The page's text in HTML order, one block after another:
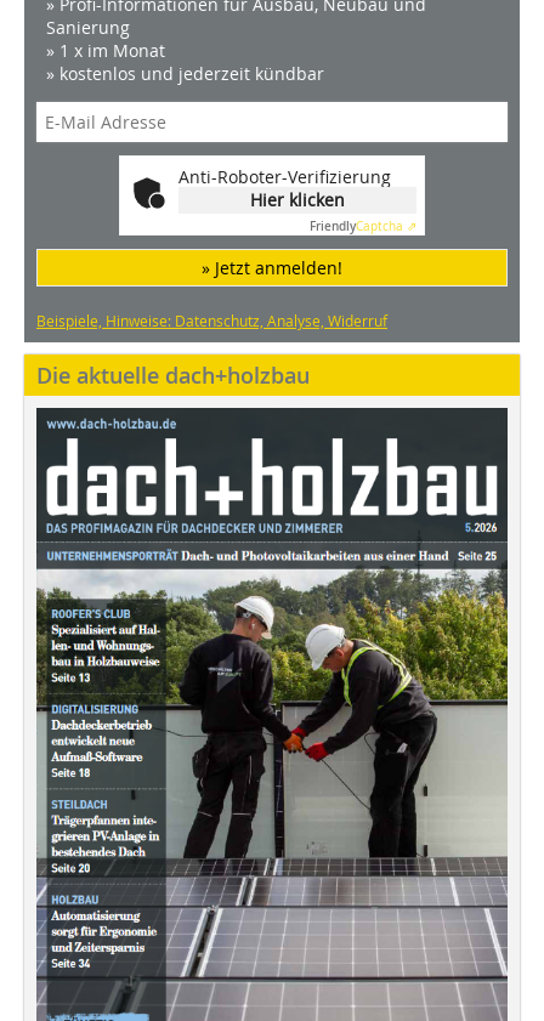
» Profi-Informationen für Ausbau, Neubau und
Sanierung
» 1 x im Monat
» kostenlos und jederzeit kündbar
Anti-Roboter-Verifizierung
Hier klicken
FriendlyCaptcha ⇗
» Jetzt anmelden!
Beispiele, Hinweise: Datenschutz, Analyse, Widerruf
Die aktuelle dach+holzbau